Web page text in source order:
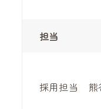
担当
採用担当 熊